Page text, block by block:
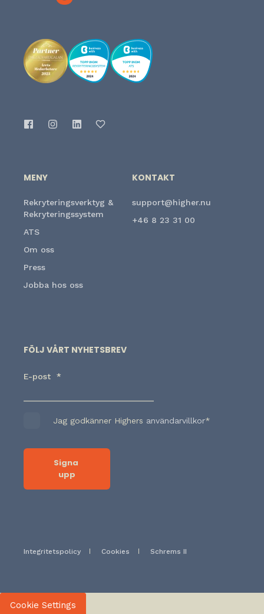
MENY
Rekryteringsverktyg &
Rekryteringssystem
ATS
Om oss
Press
Jobba hos oss
KONTAKT
support@higher.nu
+46 8 23 31 00
FÖLJ VÅRT NYHETSBREV
E-post *
Jag godkänner Highers användarvillkor*
Integritetspolicy Cookies Schrems II
Cookie Settings